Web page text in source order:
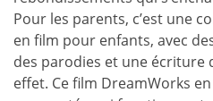
Pour les parents, c’est une
en film pour enfants, avec
des parodies et une écriture
effet. Ce film DreamWorks